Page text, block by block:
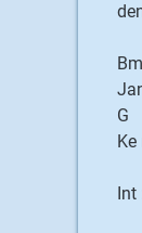
Int